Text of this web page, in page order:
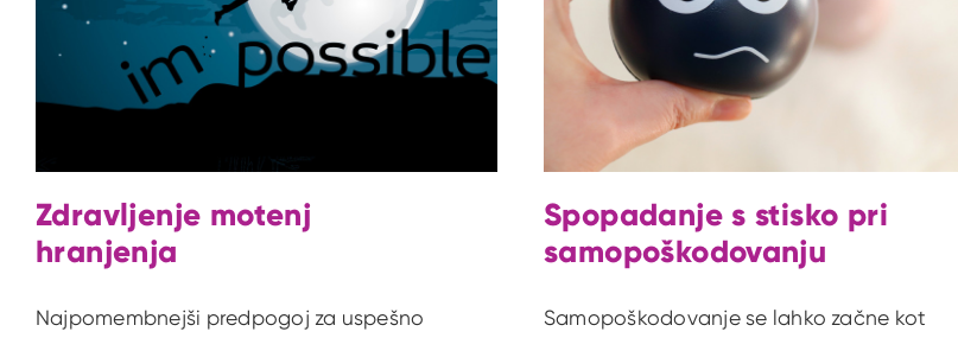
Zdravljenje motenj
hranjenja
Najpomembnejši predpogoj za uspešno
Spopadanje s stisko pri
samopoškodovanju
Samopoškodovanje se lahko začne kot